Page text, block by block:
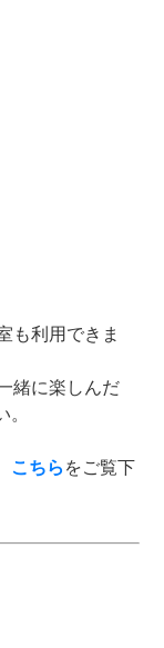
も利用できま
緒に楽しんだ
こちらをご覧下